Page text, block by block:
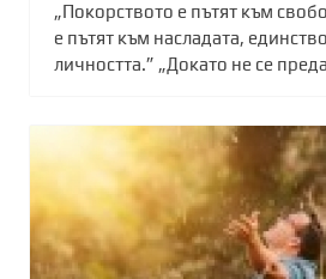
„Покорството е пътят към
е пътят към насладата,
личността.” „Докато не се